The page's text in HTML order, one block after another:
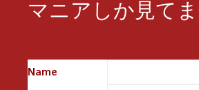
マニアしか見てま
Name